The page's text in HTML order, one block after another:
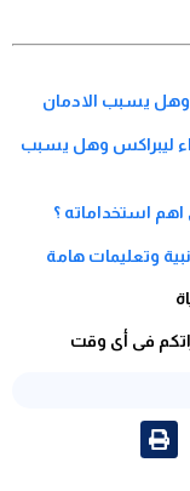
وهل يسبب الادمان
ليبراكس وهل يسبب
استخداماته ؟
وتعليمات هامة
فى أى وقت